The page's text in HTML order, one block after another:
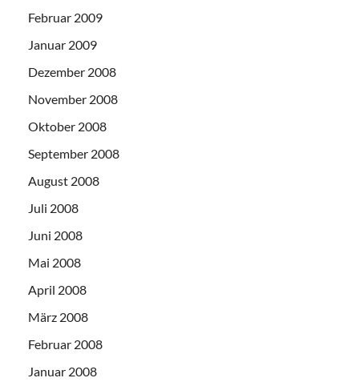
Februar 2009
Januar 2009
Dezember 2008
November 2008
Oktober 2008
September 2008
August 2008
Juli 2008
Juni 2008
Mai 2008
April 2008
März 2008
Februar 2008
Januar 2008